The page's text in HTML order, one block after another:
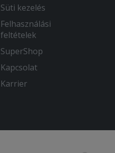
Süti kezelés
Felhasználási
feltételek
SuperShop
Kapcsolat
Karrier